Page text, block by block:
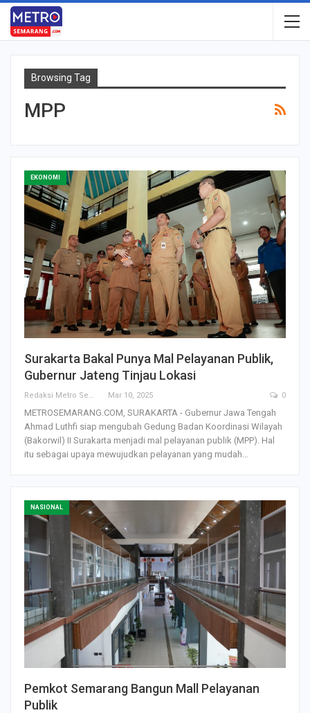
Browsing Tag
MPP
EKONOMI
Surakarta Bakal Punya Mal Pelayanan Publik,
Gubernur Jateng Tinjau Lokasi
Redaksi Metro Semarang Mar 10, 2025 0
METROSEMARANG.COM, SURAKARTA - Gubernur Jawa Tengah
Ahmad Luthfi siap mengubah Gedung Badan Koordinasi Wilayah
(Bakorwil) II Surakarta menjadi mal pelayanan publik (MPP). Hal
itu sebagai upaya mewujudkan pelayanan yang mudah…
NASIONAL
Pemkot Semarang Bangun Mall Pelayanan
Publik